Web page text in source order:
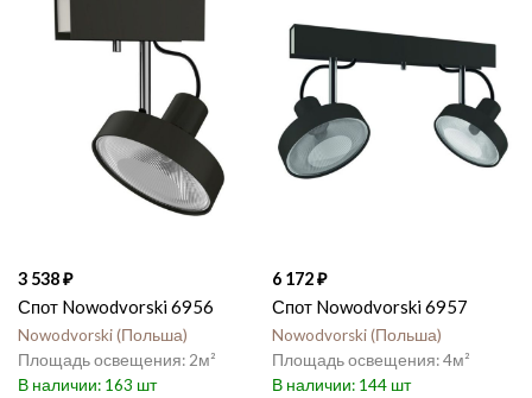
3 538
Спот Nowodvorski 6956
Nowodvorski Польша
2
163
6 172
Спот Nowodvorski 6957
Nowodvorski Польша
4
144